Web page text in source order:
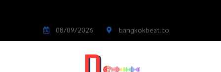
08/09/2026 bangkokbeat.co